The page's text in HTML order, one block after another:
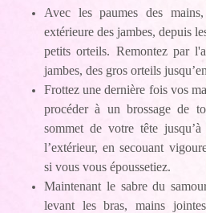
Avec les paumes des
extérieure des jambes, depuis
petits orteils. Remontez par
jambes, des gros orteils
Frottez une dernière fois vos
procéder à un brossage de
sommet de votre tête
l’extérieur, en secouant
si vous vous époussetiez.
Maintenant le sabre du
levant les bras, mains